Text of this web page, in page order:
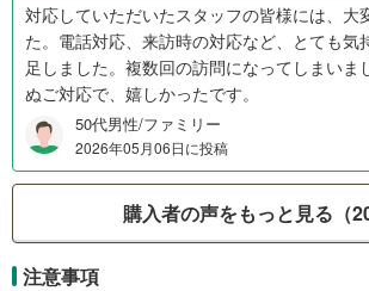
対応していただいたスタッフの皆様には、大
た。電話対応、来訪時の対応など、とても気
足しました。複数回の訪問になってしまいま
ぬご対応で、嬉しかったです。
50代男性/ファミリー
2026年05月06日に投稿
購入者の声をもっと見る（
注意事項